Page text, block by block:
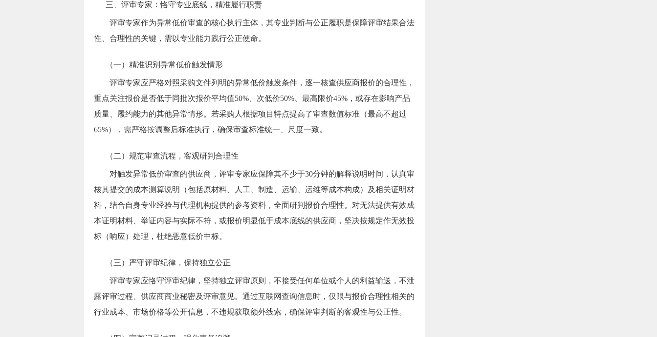
三、评审专家：恪守专业底线，精准履行职责
评审专家作为异常低价审查的核心执行主体，其专业判断与公正履职是保障评审结果合法
性、合理性的关键，需以专业能力践行公正使命。
（一）精准识别异常低价触发情形
评审专家应严格对照采购文件列明的异常低价触发条件，逐一核查供应商报价的合理性，
重点关注报价是否低于同批次报价平均值50% 、次低价50% 、最高限价45% ，或存在影响产品
质量、履约能力的其他异常情形。若采购人根据项目特点提高了审查数值标准（最高不超过
65%），需严格按调整后标准执行，确保审查标准统一、尺度一致。
（二）规范审查流程，客观研判合理性
对触发异常低价审查的供应商，评审专家应保障其不少于30分钟的解释说明时间，认真审
核其提交的成本测算说明（包括原材料、人工、制造、运输、运维等成本构成）及相关证明材
料，结合自身专业经验与代理机构提供的参考资料，全面研判报价合理性。对无法提供有效成
本证明材料、举证内容与实际不符，或报价明显低于成本底线的供应商，坚决按规定作无效投
标（响应）处理，杜绝恶意低价中标。
（三）严守评审纪律，保持独立公正
评审专家应恪守评审纪律，坚持独立评审原则，不接受任何单位或个人的利益输送，不泄
露评审过程、供应商商业秘密及评审意见。通过互联网查询信息时，仅限与报价合理性相关的
行业成本、市场价格等公开信息，不违规获取额外线索，确保评审判断的客观性与公正性。